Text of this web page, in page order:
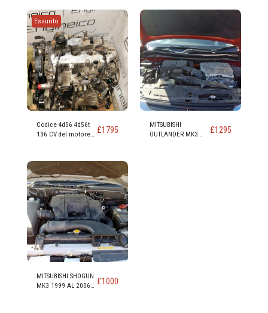
Esaurito
Codice 4d56 4d56t
136 CV del motore
Mitsubishi L200
£1795
MITSUBISHI
OUTLANDER MK3
£1295
MITSUBISHI SHOGUN
MK3 1999 AL 2006
£1000